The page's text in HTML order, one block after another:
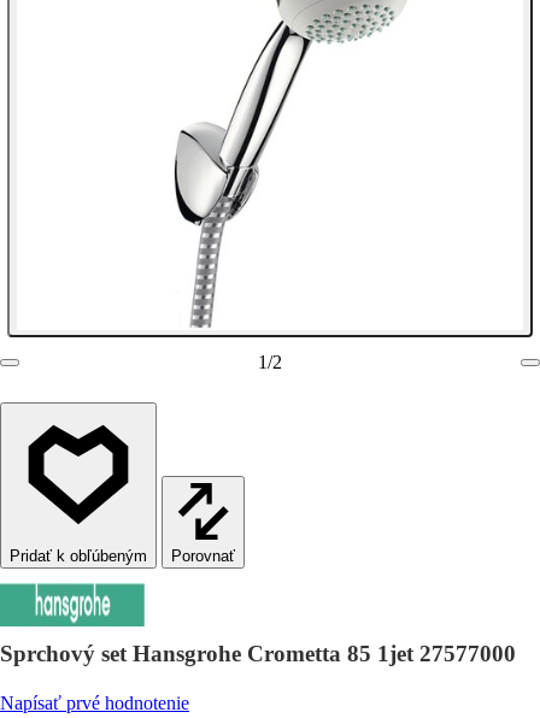
1/2
Porovnať
Sprchový set Hansgrohe Crometta 85 1jet 27577000
Napísať prvé hodnotenie